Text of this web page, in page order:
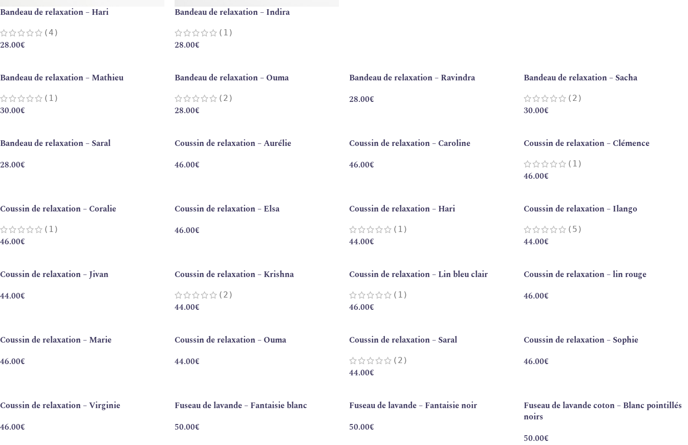
Bandeau de relaxation – Hari
(4)
28.00€
Bandeau de relaxation – Indira
(1)
28.00€
Bandeau de relaxation – Mathieu
(1)
30.00€
Bandeau de relaxation – Ouma
(2)
28.00€
Bandeau de relaxation – Ravindra
28.00€
Bandeau de relaxation – Sacha
(2)
30.00€
Bandeau de relaxation – Saral
28.00€
Coussin de relaxation – Aurélie
46.00€
Coussin de relaxation – Caroline
46.00€
Coussin de relaxation – Clémence
(1)
46.00€
Coussin de relaxation – Coralie
(1)
46.00€
Coussin de relaxation – Elsa
46.00€
Coussin de relaxation – Hari
(1)
44.00€
Coussin de relaxation – Ilango
(5)
44.00€
Coussin de relaxation – Jivan
44.00€
Coussin de relaxation – Krishna
(2)
44.00€
Coussin de relaxation – Lin bleu clair
(1)
46.00€
Coussin de relaxation – lin rouge
46.00€
Coussin de relaxation – Marie
46.00€
Coussin de relaxation – Ouma
44.00€
Coussin de relaxation – Saral
(2)
44.00€
Coussin de relaxation – Sophie
46.00€
Coussin de relaxation – Virginie
46.00€
Fuseau de lavande – Fantaisie blanc
50.00€
Fuseau de lavande – Fantaisie noir
50.00€
Fuseau de lavande coton – Blanc pointillés
noirs
50.00€